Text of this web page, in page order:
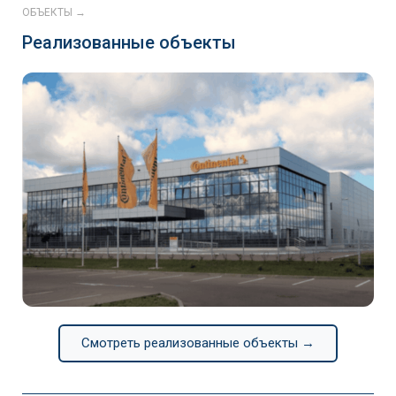
ОБЪЕКТЫ →
Реализованные объекты
Continental
Смотреть реализованные объекты →